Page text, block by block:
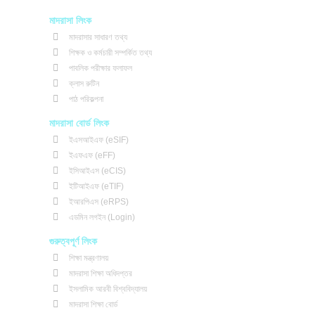
o
o
k
মাদরাসা লিংক
মাদরাসার সাধারণ তথ্য
শিক্ষক ও কর্মচারী সম্পর্কিত তথ্য
পাবলিক পরীক্ষার ফলাফল
ক্লাস রুটিন
পাঠ পরিকল্পনা
মাদরাসা বোর্ড লিংক
ইএসআইএফ (eSIF)
ইএফএফ (eFF)
ইসিআইএস (eCIS)
ইটিআইএফ (eTIF)
ইআরপিএস (eRPS)
এডমিন লগইন (Login)
গুরুত্বপূর্ণ লিংক
শিক্ষা মন্ত্রণালয়
মাদরাসা শিক্ষা অধিদপ্তর
ইসলামিক আরবী বিশ্ববিদ্যালয়
মাদরাসা শিক্ষা বোর্ড